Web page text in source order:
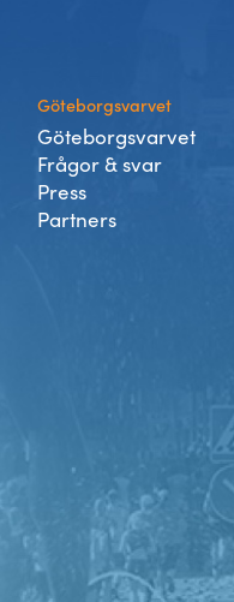
Göteborgsvarvet
Göteborgsvarvet
Frågor & svar
Press
Partners